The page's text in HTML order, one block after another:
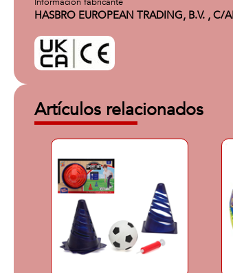
HASBRO EUROPEAN TRADING, B.V. , C/
Artículos relacionados